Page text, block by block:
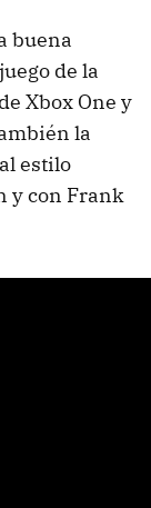
buena
de la
Xbox One y
la
estilo
y con Frank